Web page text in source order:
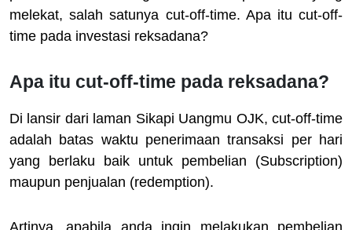
melekat, salah satunya cut-off-time. Apa itu cut-off-
time pada investasi reksadana?
Apa itu cut-off-time pada reksadana?
Di lansir dari laman Sikapi Uangmu OJK, cut-off-time
adalah batas waktu penerimaan transaksi per hari
yang berlaku baik untuk pembelian (Subscription)
maupun penjualan (redemption).
Artinya, apabila anda ingin melakukan pembelian